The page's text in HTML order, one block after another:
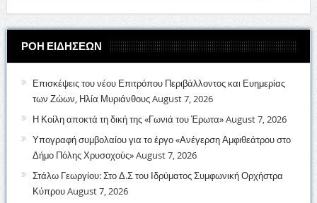
ΡΟΗ ΕΙΔΗΣΕΩΝ
Επισκέψεις του νέου Επιτρόπου Περιβάλλοντος και Ευημερίας
των Ζώων, Ηλία ΜυριάνθουςAugust 7, 2026
Η Κοίλη αποκτά τη δική της «Γωνιά του Έρωτα»August 7, 2026
Υπογραφή συμβολαίου για το έργο «Ανέγερση Αμφιθεάτρου στο
Δήμο Πόλης Χρυσοχούς»August 7, 2026
Στάλω Γεωργίου: Στο Δ.Σ του Ιδρύματος Συμφωνική Ορχήστρα
ΚύπρουAugust 7, 2026